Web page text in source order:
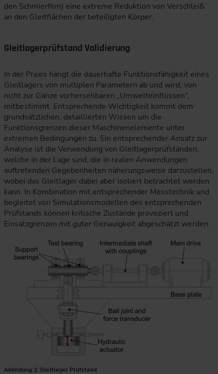
den Schmierfilm) eine extreme Reduktion von Verschleiß
an den Gleitflächen der beteiligten Körper.
Gleitlagerprüfstand Validierung
In der Praxis hängt die dauerhafte Funktionsfähigkeit eines
Gleitlagers von multiplen Parametern ab und wird, von
nicht zur Gänze vorhersehbaren „Umwelteinflüssen“,
mitbestimmt. Entsprechende Wichtigkeit kommt dem
grundsätzlichen, detaillierten Wissen um die
Funktionsgrenzen dieser Maschinenelemente unter
extremen Bedingungen zu. Ein entsprechender Ansatz zur
Analyse ist die Verwendung von Gleitlagerprüfständen,
welche in der Lage sind, die in realen Anwendungen
auftretenden Gegebenheiten näherungsweise darzustellen,
wobei das Gleitlager dabei aber isoliert betrachtet werden
kann. In Kombination mit entsprechender Messtechnik und
begleitet von Simulationsmodellen des entsprechenden
Prüfstands können kritische Zustände provoziert und
Einsatzgrenzen mit guter Genauigkeit abgeschätzt werden.
Abbildung 2: Gleitlager Prüfstand
Die technische Schnittzeichnung zeigt den